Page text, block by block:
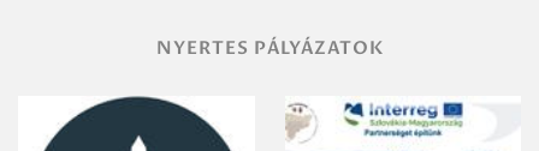
NYERTES PÁLYÁZATOK